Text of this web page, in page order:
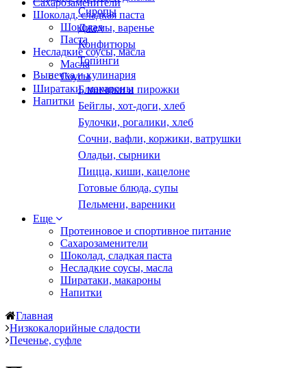
Сахарозаменители
Шоколад, сладкая паста
Шоколад
Паста
Несладкие соусы, масла
Масла
Соусы
Ширатаки, макароны
Напитки
Сиропы
Джемы, варенье
Конфитюры
Топинги
Выпечка и кулинария
Блинчики и пирожки
Бейглы, хот-доги, хлеб
Булочки, рогалики, хлеб
Сочни, вафли, коржики, ватрушки
Оладьи, сырники
Пицца, киши, кацелоне
Готовые блюда, супы
Пельмени, вареники
Еще
Протеиновое и спортивное питание
Сахарозаменители
Шоколад, сладкая паста
Несладкие соусы, масла
Ширатаки, макароны
Напитки
Главная
Низкокалорийные сладости
Печенье, суфле